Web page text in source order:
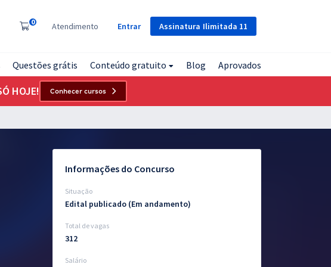
Assinatura Ilimitada 11
0 Atendimento Entrar
Questões grátis Conteúdo gratuito Blog Aprovados
HOJE! Conhecer cursos
Informações do Concurso
Situação
Edital publicado (Em andamento)
Total de vagas
312
Salário